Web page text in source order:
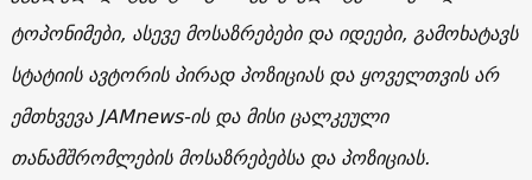
ტოპონიმები, ასევე მოსაზრებები და იდეები, გამოხატავს
სტატიის ავტორის პირად პოზიციას და ყოველთვის არ
ემთხვევა JAMnews-ის და მისი ცალკეული
თანამშრომლების მოსაზრებებსა და პოზიციას.